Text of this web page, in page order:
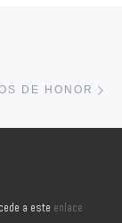
DE HONOR
a este enlace